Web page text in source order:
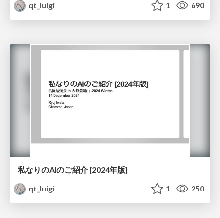
qt_luigi
1 690
私なりのAIのご紹介 [2024年版]
qt_luigi
1 250